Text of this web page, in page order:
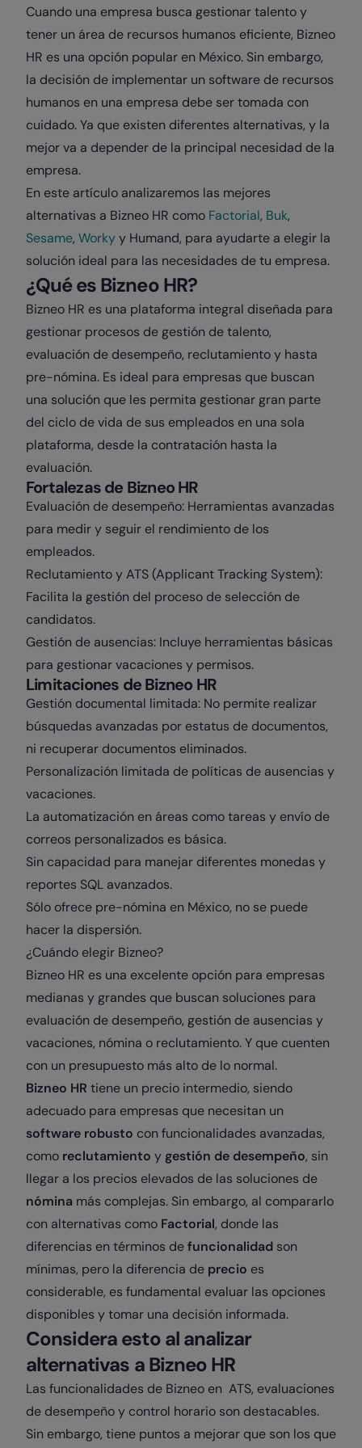
Cuando una empresa busca gestionar talento y
tener un área de recursos humanos eficiente, Bizneo
HR es una opción popular en México. Sin embargo,
la decisión de implementar un software de recursos
humanos en una empresa debe ser tomada con
cuidado. Ya que existen diferentes alternativas, y la
mejor va a depender de la principal necesidad de la
empresa.
En este artículo analizaremos las mejores
alternativas a Bizneo HR como Factorial, Buk,
Sesame, Workyy Humand, para ayudarte a elegir la
solución ideal para las necesidades de tu empresa.
¿Qué es Bizneo HR?
Bizneo HR es una plataforma integral diseñada para
gestionar procesos de gestión de talento,
evaluación de desempeño, reclutamiento y hasta
pre-nómina. Es ideal para empresas que buscan
una solución que les permita gestionar gran parte
del ciclo de vida de sus empleados en una sola
plataforma, desde la contratación hasta la
evaluación.
Fortalezas de Bizneo HR
Evaluación de desempeño: Herramientas avanzadas
para medir y seguir el rendimiento de los
empleados.
Reclutamiento y ATS (Applicant Tracking System):
Facilita la gestión del proceso de selección de
candidatos.
Gestión de ausencias: Incluye herramientas básicas
para gestionar vacaciones y permisos.
Limitaciones de Bizneo HR
Gestión documental limitada: No permite realizar
búsquedas avanzadas por estatus de documentos,
ni recuperar documentos eliminados.
Personalización limitada de políticas de ausencias y
vacaciones.
La automatización en áreas como tareas y envío de
correos personalizados es básica.
Sin capacidad para manejar diferentes monedas y
reportes SQL avanzados.
Sólo ofrece pre-nómina en México, no se puede
hacer la dispersión.
¿Cuándo elegir Bizneo?
Bizneo HR es una excelente opción para empresas
medianas y grandes que buscan soluciones para
evaluación de desempeño, gestión de ausencias y
vacaciones, nómina o reclutamiento. Y que cuenten
con un presupuesto más alto de lo normal.
Bizneo HR tiene un precio intermedio, siendo
adecuado para empresas que necesitan un
software robusto con funcionalidades avanzadas,
como reclutamiento y gestión de desempeño, sin
llegar a los precios elevados de las soluciones de
nómina más complejas. Sin embargo, al compararlo
con alternativas como Factorial, donde las
diferencias en términos defuncionalidad son
mínimas, pero la diferencia de precio es
considerable, es fundamental evaluar las opciones
disponibles y tomar una decisión informada.
Considera esto al analizar
alternativas a Bizneo HR
Las funcionalidades de Bizneo en ATS, evaluaciones
de desempeño y control horario son destacables.
Sin embargo, tiene puntos a mejorar que son los que